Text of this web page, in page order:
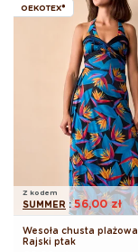
OEKOTEX®
Z kodem
SUMMER :56,00 zł
Wesoła chusta plażowa
Rajski ptak